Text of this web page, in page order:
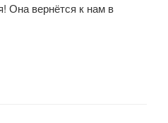
Она вернётся к нам в